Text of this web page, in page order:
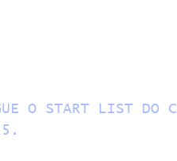
O START LIST DO